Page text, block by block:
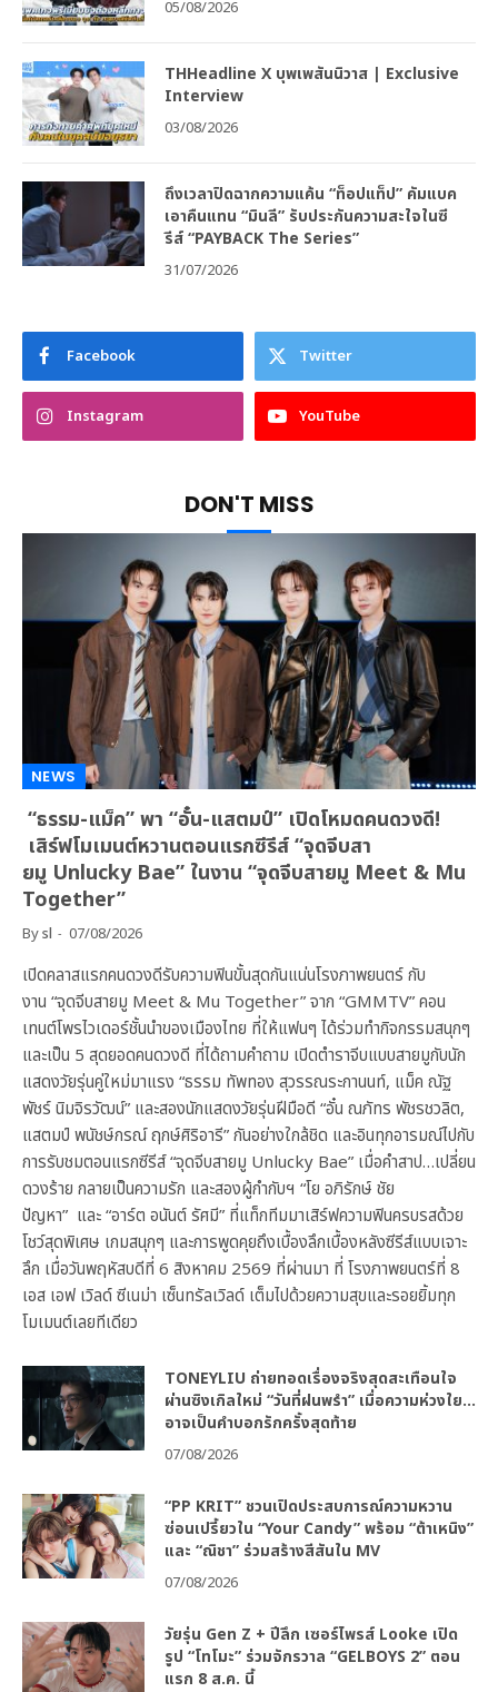
05/08/2026
THHeadline X บุพเพสันนิวาส | Exclusive
Interview
03/08/2026
ถึงเวลาปิดฉากความแค้น “ท็อปแท็ป” คัมแบค
เอาคืนแทน “มินลี” รับประกันความสะใจในซี
รีส์ “PAYBACK The Series”
31/07/2026
Facebook Twitter
Instagram YouTube
DON'T MISS
NEWS
“ธรรม-แม็ค” พา “อั๋น-แสตมป์” เปิดโหมดคนดวงดี!
เสิร์ฟโมเมนต์หวานตอนแรกซีรีส์ “จุดจีบสา
ยมู Unlucky Bae” ในงาน “จุดจีบสายมู Meet & Mu
Together”
Bysl 07/08/2026
เปิดคลาสแรกคนดวงดีรับความฟินขั้นสุดกันแน่นโรงภาพยนตร์ กับ
งาน “จุดจีบสายมู Meet & Mu Together” จาก “GMMTV” คอน
เทนต์โพรไวเดอร์ชั้นนำของเมืองไทย ที่ให้แฟนๆ ได้ร่วมทำกิจกรรมสนุกๆ
และเป็น 5 สุดยอดคนดวงดี ที่ได้ถามคำถาม เปิดตำราจีบแบบสายมูกับนัก
แสดงวัยรุ่นคู่ใหม่มาแรง “ธรรม ทัพทอง สุวรรณระกานนท์, แม็ค ณัฐ
พัชร์ นิมจิรวัฒน์” และสองนักแสดงวัยรุ่นฝีมือดี “อั๋น ณภัทร พัชรชวลิต,
แสตมป์ พนัชษ์กรณ์ ฤกษ์ศิริอารี” กันอย่างใกล้ชิด และอินทุกอารมณ์ไปกับ
การรับชมตอนแรกซีรีส์ “จุดจีบสายมู Unlucky Bae” เมื่อคำสาป…เปลี่ยน
ดวงร้าย กลายเป็นความรัก และสองผู้กำกับฯ “โย อภิรักษ์ ชัย
ปัญหา” และ “อาร์ต อนันต์ รัศมี” ที่แท็กทีมมาเสิร์ฟความฟินครบรสด้วย
โชว์สุดพิเศษ เกมสนุกๆ และการพูดคุยถึงเบื้องลึกเบื้องหลังซีรีส์แบบเจาะ
ลึก เมื่อวันพฤหัสบดีที่ 6 สิงหาคม 2569 ที่ผ่านมา ที่ โรงภาพยนตร์ที่ 8
เอส เอฟ เวิลด์ ซีเนม่า เซ็นทรัลเวิลด์ เต็มไปด้วยความสุขและรอยยิ้มทุก
โมเมนต์เลยทีเดียว
TONEYLIU ถ่ายทอดเรื่องจริงสุดสะเทือนใจ
ผ่านซิงเกิลใหม่ “วันที่ฝนพรำ” เมื่อความห่วงใย…
อาจเป็นคำบอกรักครั้งสุดท้าย
07/08/2026
“PP KRIT” ชวนเปิดประสบการณ์ความหวาน
ซ่อนเปรี้ยวใน “Your Candy” พร้อม “ต้าเหนิง”
และ “ณิชา” ร่วมสร้างสีสันใน MV
07/08/2026
วัยรุ่น Gen Z + ปีลึก เซอร์ไพรส์ Looke เปิด
รูป “โทโมะ” ร่วมจักรวาล “GELBOYS 2” ตอน
แรก 8 ส.ค. นี้